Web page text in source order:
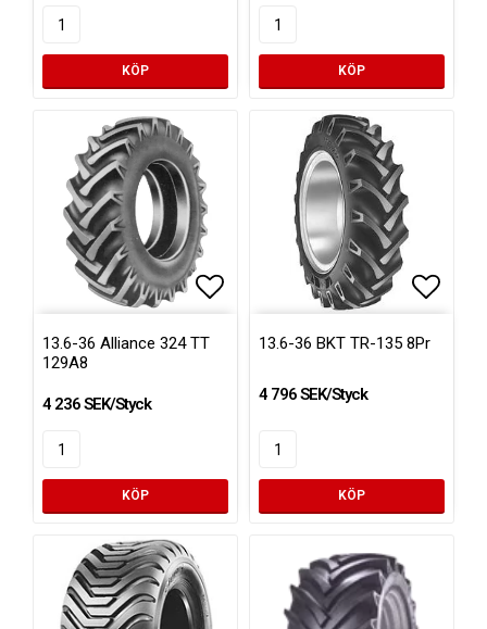
KÖP KÖP
Lägg till i favoritlistan
13.6-36 Alliance 324 TT
129A8
4 236 SEK/Styck
KÖP
13.6-36 BKT TR-135 8Pr
4 796 SEK/Styck
KÖP